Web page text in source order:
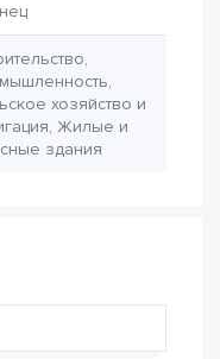
хозяйство и
Жилые и
здания